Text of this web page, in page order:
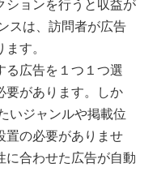
ションを行うと収益が
スは、訪問者が広告
す。
る広告を１つ１つ選
要があります。しか
いジャンルや掲載位
置の必要がありませ
に合わせた広告が自動